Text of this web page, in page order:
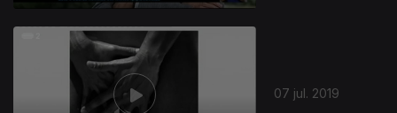
07 jul. 2019